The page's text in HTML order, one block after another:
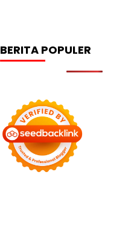
BERITA POPULER